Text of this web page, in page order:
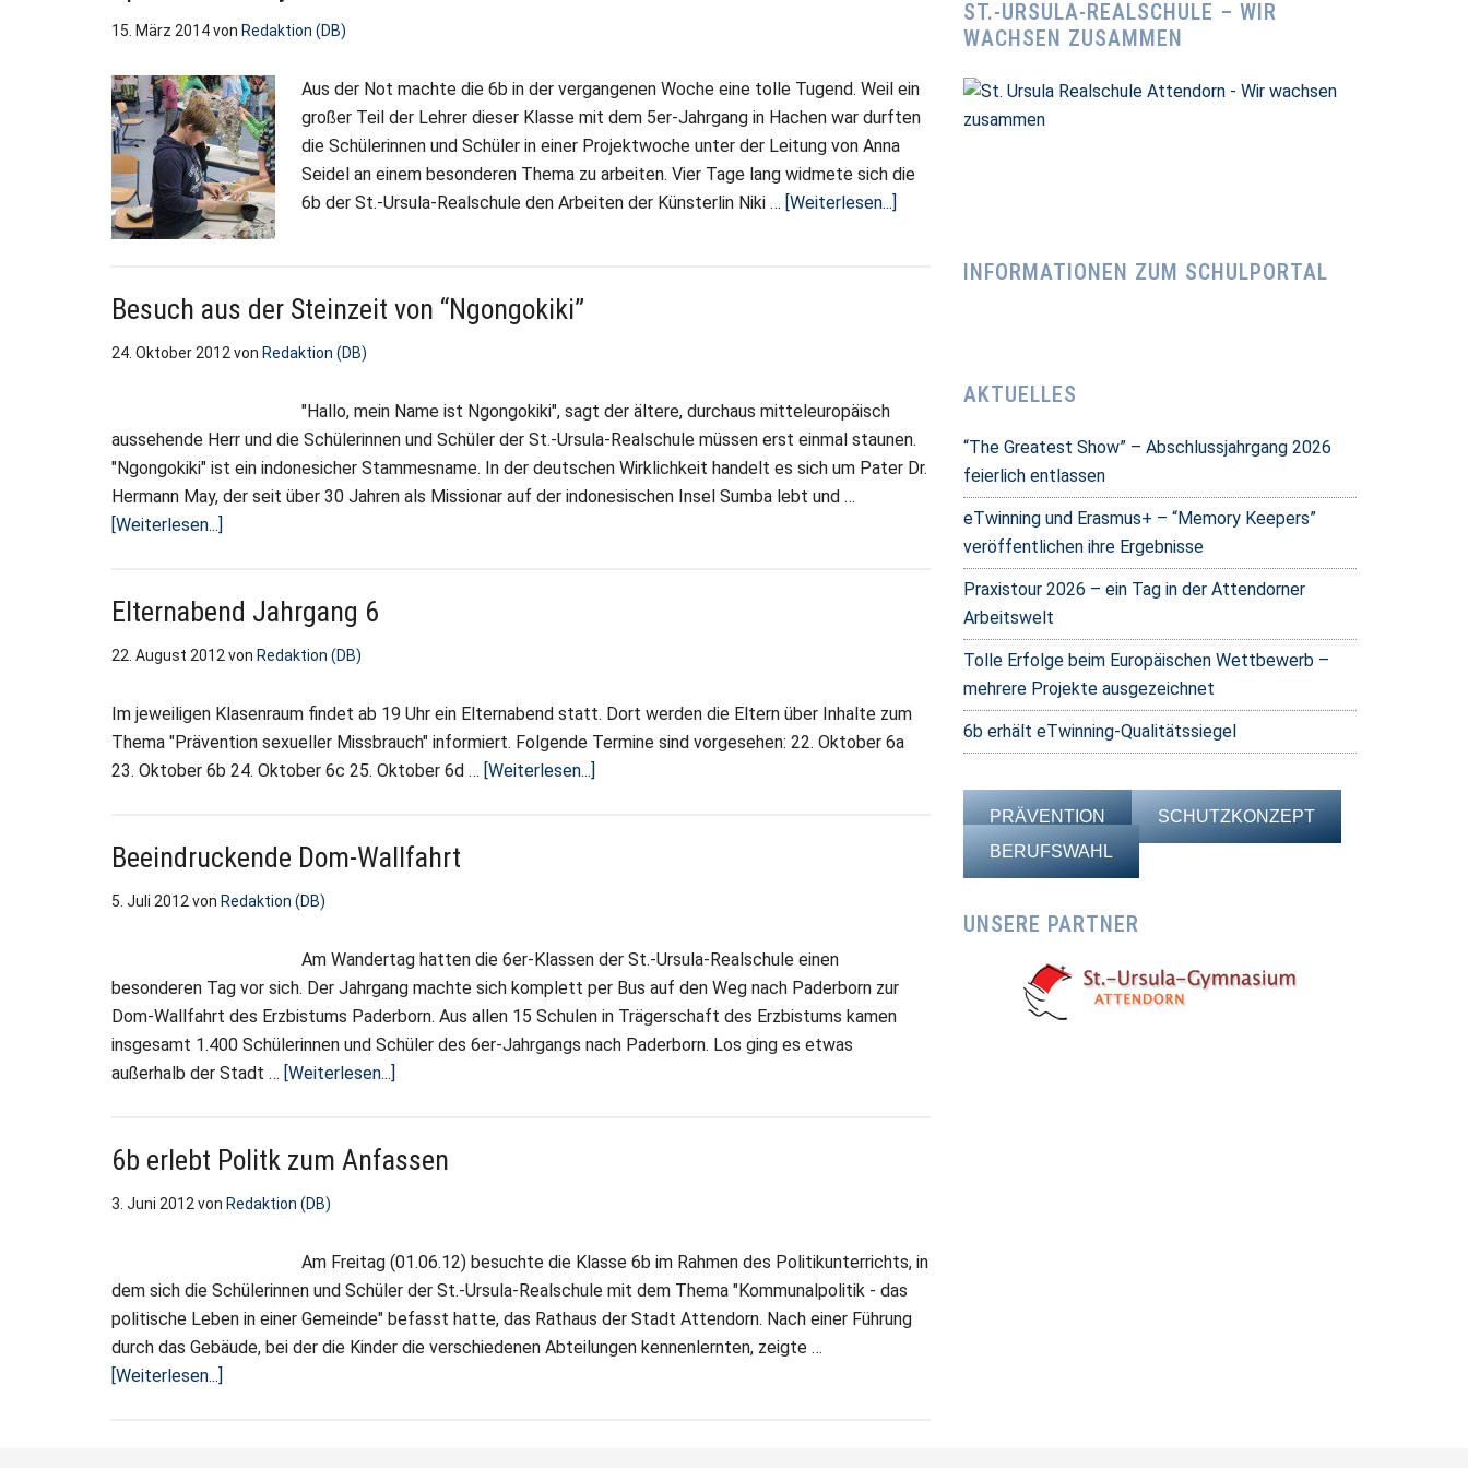
15. März 2014von Redaktion (DB)
Aus der Not machte die 6b in der vergangenen Woche eine tolle Tugend. Weil ein
großer Teil der Lehrer dieser Klasse mit dem 5er-Jahrgang in Hachen war durften
die Schülerinnen und Schüler in einer Projektwoche unter der Leitung von Anna
Seidel an einem besonderen Thema zu arbeiten. Vier Tage lang widmete sich die
6b der St.-Ursula-Realschule den Arbeiten der Künsterlin Niki … [Weiterlesen...]
Besuch aus der Steinzeit von “Ngongokiki”
24. Oktober 2012von Redaktion (DB)
"Hallo, mein Name ist Ngongokiki", sagt der ältere, durchaus mitteleuropäisch
aussehende Herr und die Schülerinnen und Schüler der St.-Ursula-Realschule müssen erst einmal staunen.
"Ngongokiki" ist ein indonesicher Stammesname. In der deutschen Wirklichkeit handelt es sich um Pater Dr.
Hermann May, der seit über 30 Jahren als Missionar auf der indonesischen Insel Sumba lebt und …
[Weiterlesen...]
Steinzeit
“Ngongokiki”
Elternabend Jahrgang 6
22. August 2012von Redaktion (DB)
Im jeweiligen Klasenraum findet ab 19 Uhr ein Elternabend statt. Dort werden die Eltern über Inhalte zum
Thema "Prävention sexueller Missbrauch" informiert. Folgende Termine sind vorgesehen: 22. Oktober 6a
23. Oktober 6b 24. Oktober 6c 25. Oktober 6d … [Weiterlesen...]
Beeindruckende Dom-Wallfahrt
5. Juli 2012von Redaktion (DB)
Am Wandertag hatten die 6er-Klassen der St.-Ursula-Realschule einen
besonderen Tag vor sich. Der Jahrgang machte sich komplett per Bus auf den Weg nach Paderborn zur
Dom-Wallfahrt des Erzbistums Paderborn. Aus allen 15 Schulen in Trägerschaft des Erzbistums kamen
insgesamt 1.400 Schülerinnen und Schüler des 6er-Jahrgangs nach Paderborn. Los ging es etwas
außerhalb der Stadt … [Weiterlesen...]
6b erlebt Politk zum Anfassen
3. Juni 2012von Redaktion (DB)
Am Freitag (01.06.12) besuchte die Klasse 6b im Rahmen des Politikunterrichts, in
dem sich die Schülerinnen und Schüler der St.-Ursula-Realschule mit dem Thema "Kommunalpolitik - das
politische Leben in einer Gemeinde" befasst hatte, das Rathaus der Stadt Attendorn. Nach einer Führung
durch das Gebäude, bei der die Kinder die verschiedenen Abteilungen kennenlernten, zeigte …
[Weiterlesen...]
ST.-URSULA-REALSCHULE – WIR
WACHSEN ZUSAMMEN
INFORMATIONEN ZUM SCHULPORTAL
AKTUELLES
“The Greatest Show” – Abschlussjahrgang 2026
feierlich entlassen
eTwinning und Erasmus+ – “Memory Keepers”
veröffentlichen ihre Ergebnisse
Praxistour 2026 – ein Tag in der Attendorner
Arbeitswelt
Tolle Erfolge beim Europäischen Wettbewerb –
mehrere Projekte ausgezeichnet
6b erhält eTwinning-Qualitätssiegel
PRÄVENTION
SCHUTZKONZEPT
BERUFSWAHL
UNSERE PARTNER